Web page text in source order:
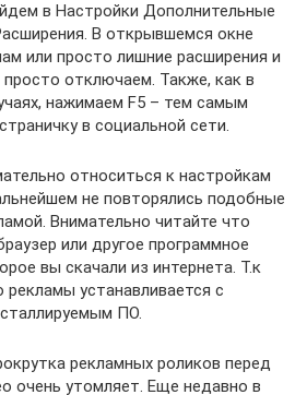
в Настройки Дополнительные
В открывшемся окне
или просто лишние расширения и
просто отключаем. Также, как в
нажимаем F5 – тем самым
в социальной сети.
относиться к настройкам
не повторялись подобные
Внимательно читайте что
или другое программное
вы скачали из интернета. Т.к
устанавливается с
ПО.
рекламных роликов перед
очень утомляет. Еще недавно в